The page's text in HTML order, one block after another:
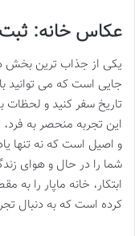
عکاس خانه:
یکی از جذاب ترین بخش
جایی است که می توانید
تاریخ سفر کنید و لحظات
این تجربه منحصر به
و اصیل است که نه تنها
شما را در حال و هوای
ابتکار، خانه ماپار را
کرده است که به دنبال